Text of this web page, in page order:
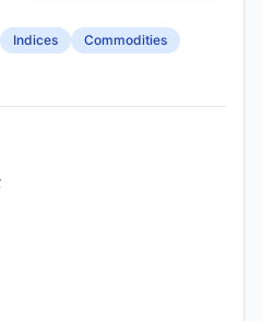
Indices
Commodities